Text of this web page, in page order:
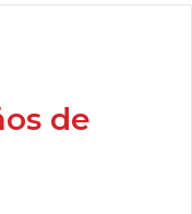
de